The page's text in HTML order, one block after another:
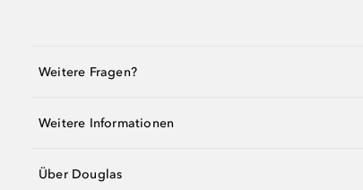
Weitere Fragen?
Weitere Informationen
Über Douglas